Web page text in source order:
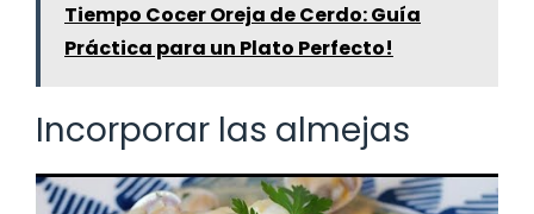
Tiempo Cocer Oreja de Cerdo: Guía
Práctica para un Plato Perfecto!
Incorporar las almejas